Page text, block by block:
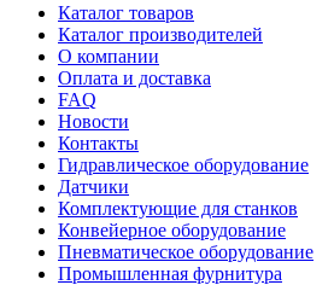
Каталог товаров
Каталог производителей
О компании
Оплата и доставка
FAQ
Новости
Контакты
Гидравлическое оборудование
Датчики
Комплектующие для станков
Конвейерное оборудование
Пневматическое оборудование
Промышленная фурнитура